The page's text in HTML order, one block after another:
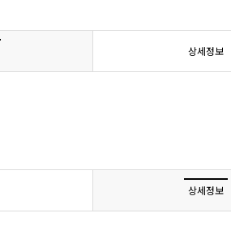
상세정보
상세정보